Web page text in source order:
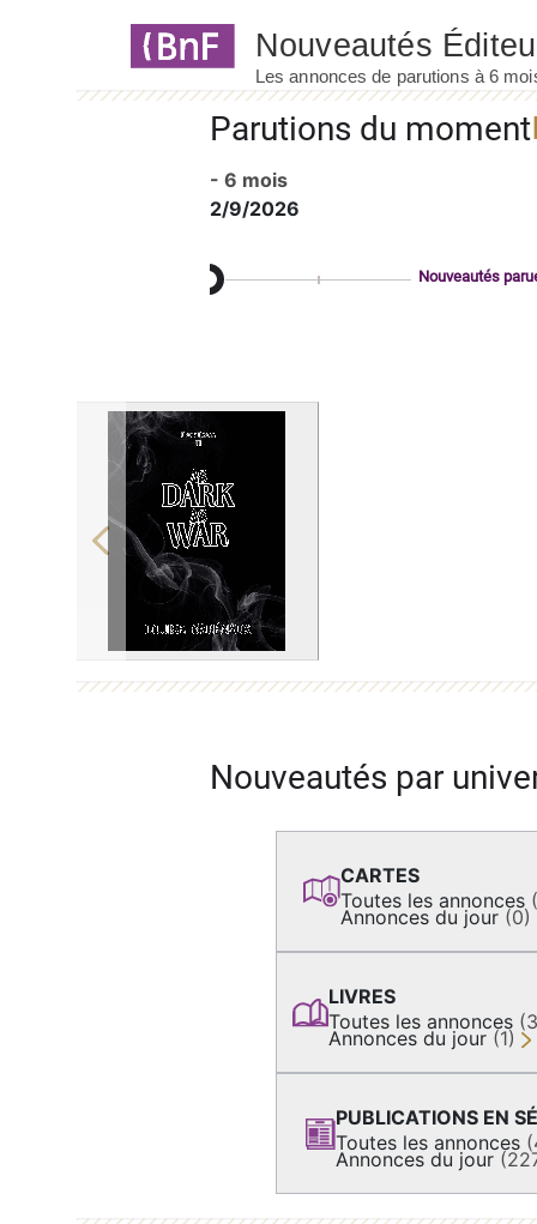
Parutions du moment
- 6 mois
2/9/2026
Nouveautés
Previous
Nouveautés par
CARTES
Toutes les annonces
Annonces du jour (0)
LIVRES
Toutes les annonces
Annonces du jour (1)
PUBLICATIONS EN
Toutes les annonces
Annonces du jour